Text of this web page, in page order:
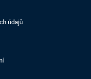
údajů